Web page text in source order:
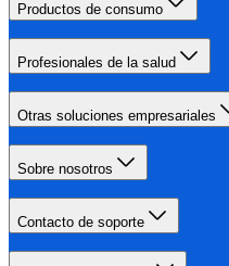
Productos de consumo
Profesionales de la salud
Otras soluciones empresariales
Sobre nosotros
Contacto de soporte